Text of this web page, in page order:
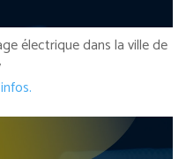
électrique dans la ville de